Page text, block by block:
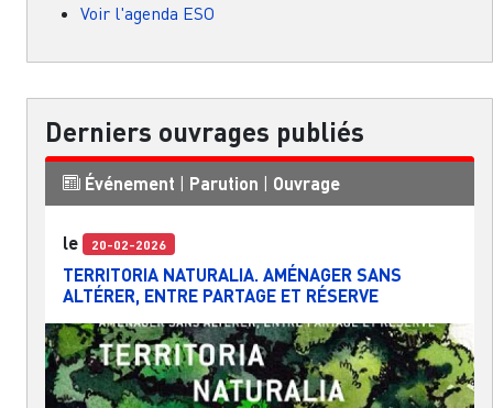
Voir l'agenda ESO
Derniers ouvrages publiés
Événement | Parution | Ouvrage
le 20-02-2026
TERRITORIA NATURALIA. AMÉNAGER SANS
ALTÉRER, ENTRE PARTAGE ET RÉSERVE